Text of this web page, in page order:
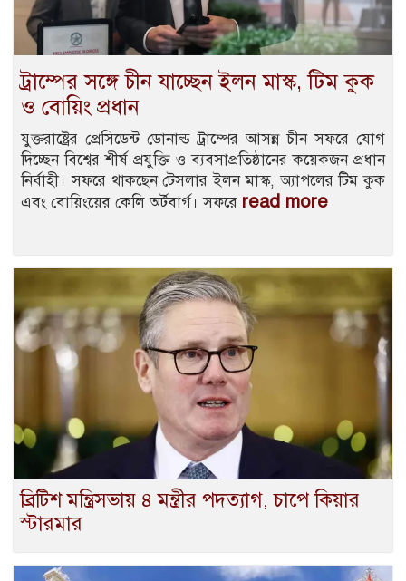
ট্রাম্পের সঙ্গে চীন যাচ্ছেন ইলন মাস্ক, টিম কুক
ও বোয়িং প্রধান
যুক্তরাষ্ট্রের প্রেসিডেন্ট ডোনাল্ড ট্রাম্পের আসন্ন চীন সফরে যোগ
দিচ্ছেন বিশ্বের শীর্ষ প্রযুক্তি ও ব্যবসাপ্রতিষ্ঠানের কয়েকজন প্রধান
নির্বাহী। সফরে থাকছেন টেসলার ইলন মাস্ক, অ্যাপলের টিম কুক
এবং বোয়িংয়ের কেলি অর্টবার্গ। সফরে read more
ব্রিটিশ মন্ত্রিসভায় ৪ মন্ত্রীর পদত্যাগ, চাপে কিয়ার
স্টারমার